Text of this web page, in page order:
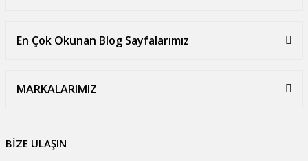
En Çok Okunan Blog Sayfalarımız
MARKALARIMIZ
BİZE ULAŞIN